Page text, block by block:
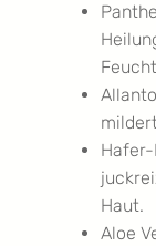
Haut.
Aloe